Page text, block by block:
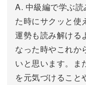
A. 中級編で学ぶ
た時にサクッと使
運勢も読み解ける
なった時やこれか
いと思います。ま
を元気づけること